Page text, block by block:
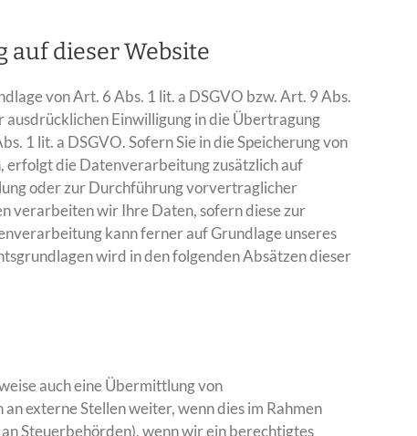
auf dieser Website
von Art. 6 Abs. 1 lit. a DSGVO bzw. Art. 9 Abs.
Einwilligung in die Übertragung
1 lit. a DSGVO. Sofern Sie in die Speicherung von
erfolgt die Datenverarbeitung zusätzlich auf
oder zur Durchführung vorvertraglicher
verarbeiten wir Ihre Daten, sofern diese zur
kann ferner auf Grundlage unseres
wird in den folgenden Absätzen dieser
auch eine Übermittlung von
externe Stellen weiter, wenn dies im Rahmen
Steuerbehörden), wenn wir ein berechtigtes